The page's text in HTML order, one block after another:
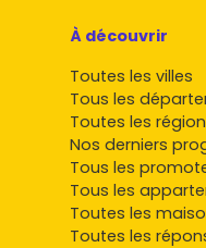
À découvrir
Toutes les villes
Tous les
Toutes les
Nos derniers
Tous les
Tous les
Toutes les
Toutes les